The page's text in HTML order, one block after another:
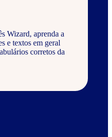
Wizard, aprenda a
e textos em geral
corretos da